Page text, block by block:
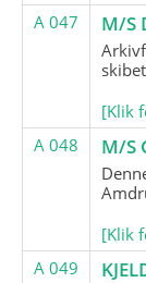
A 047
M/S
[Klik
A 048
M/S
[Klik
A 049